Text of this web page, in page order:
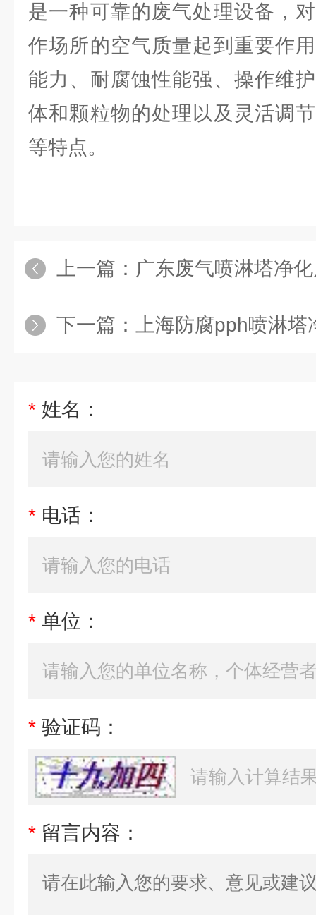
是一种可靠的废气处理设备，
作场所的空气质量起到重要作
能力、耐腐蚀性能强、操作维
体和颗粒物的处理以及灵活调
等特点。
上一篇： 广东废气喷淋塔净
下一篇： 上海防腐pph喷淋
* 姓名：
* 电话：
* 单位：
* 验证码：
* 留言内容：